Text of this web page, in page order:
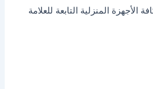
الأجهزة المنزلية التابعة للعلامة